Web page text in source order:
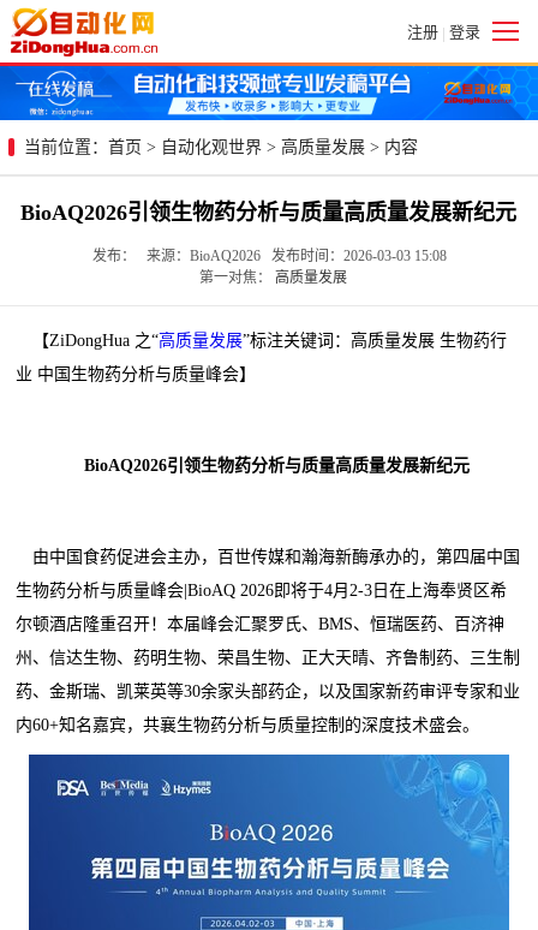
注册 | 登录
当前位置： 首页 > 自动化观世界 > 高质量发展 > 内容
BioAQ2026引领生物药分析与质量高质量发展新纪元
发布： 来源：BioAQ2026 发布时间：2026-03-03 15:08
第一对焦： 高质量发展
【ZiDongHua 之“高质量发展”标注关键词：高质量发展 生物药行
业 中国生物药分析与质量峰会】
BioAQ2026引领生物药分析与质量高质量发展新纪元
由中国食药促进会主办，百世传媒和瀚海新酶承办的，第四届中国
生物药分析与质量峰会|BioAQ 2026即将于4月2-3日在上海奉贤区希
尔顿酒店隆重召开！本届峰会汇聚罗氏、BMS、恒瑞医药、百济神
州、信达生物、药明生物、荣昌生物、正大天晴、齐鲁制药、三生制
药、金斯瑞、凯莱英等30余家头部药企，以及国家新药审评专家和业
内60+知名嘉宾，共襄生物药分析与质量控制的深度技术盛会。